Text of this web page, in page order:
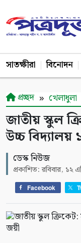
সাতক্ষীরা বিনোদন
প্রচ্ছদ খেলাধুলা
জাতীয় স্কুল
উচ্চ বিদ্যালয়
ডেস্ক নিউজ
প্রকাশিত: রবিবার, ১২
Facebook